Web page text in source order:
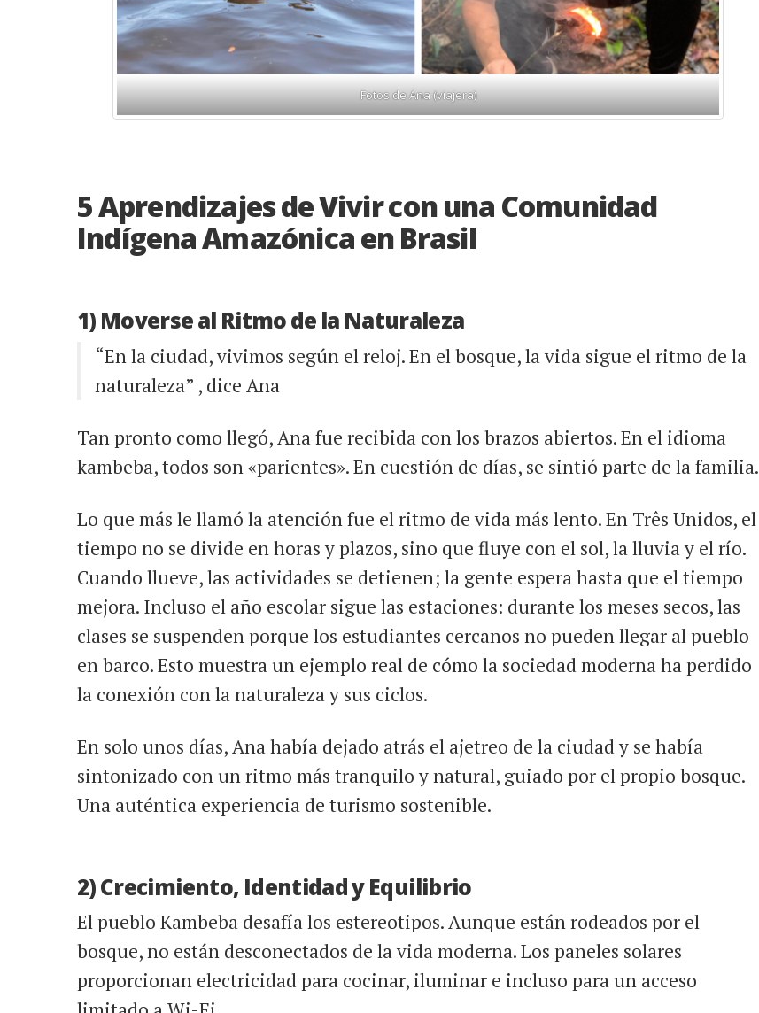
Fotos de Ana (viajera)
5 Aprendizajes de Vivir con una Comunidad
Indígena Amazónica en Brasil
1) Moverse al Ritmo de la Naturaleza
“En la ciudad, vivimos según el reloj. En el bosque, la vida sigue el ritmo de la
naturaleza” , dice Ana
Tan pronto como llegó, Ana fue recibida con los brazos abiertos. En el idioma
kambeba, todos son «parientes». En cuestión de días, se sintió parte de la familia.
Lo que más le llamó la atención fue el ritmo de vida más lento. En Três Unidos, el
tiempo no se divide en horas y plazos, sino que fluye con el sol, la lluvia y el río.
Cuando llueve, las actividades se detienen; la gente espera hasta que el tiempo
mejora. Incluso el año escolar sigue las estaciones: durante los meses secos, las
clases se suspenden porque los estudiantes cercanos no pueden llegar al pueblo
en barco. Esto muestra un ejemplo real de cómo la sociedad moderna ha perdido
la conexión con la naturaleza y sus ciclos.
En solo unos días, Ana había dejado atrás el ajetreo de la ciudad y se había
sintonizado con un ritmo más tranquilo y natural, guiado por el propio bosque.
Una auténtica experiencia de turismo sostenible.
2) Crecimiento, Identidad y Equilibrio
El pueblo Kambeba desafía los estereotipos. Aunque están rodeados por el
bosque, no están desconectados de la vida moderna. Los paneles solares
proporcionan electricidad para cocinar, iluminar e incluso para un acceso